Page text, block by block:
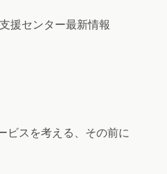
援センター最新情報
ビスを考える、その前に